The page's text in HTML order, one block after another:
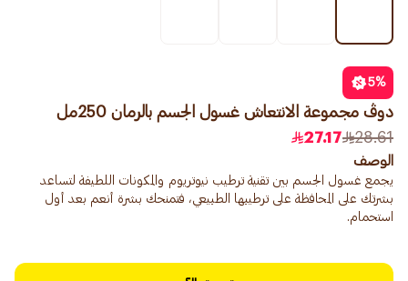
5%
دوڤ مجموعة الانتعاش غسول الجسم بالرمان 250مل
28.61
27.17
الوصف
يجمع غسول الجسم بين تقنية ترطيب نيوتريوم والمكونات اللطيفة لتساعد
بشرتك على المحافظة على ترطيبها الطبيعي، فتمنحك بشرة أنعم بعد أول
استحمام.